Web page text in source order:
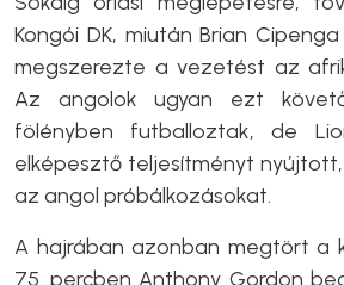
Kongói DK, miután Brian
megszerezte a vezetést az
Az angolok ugyan ezt
fölényben futballoztak, de
elképesztő teljesítményt
az angol próbálkozásokat.
A hajrában azonban megtört a
75. percben Anthony Gordon